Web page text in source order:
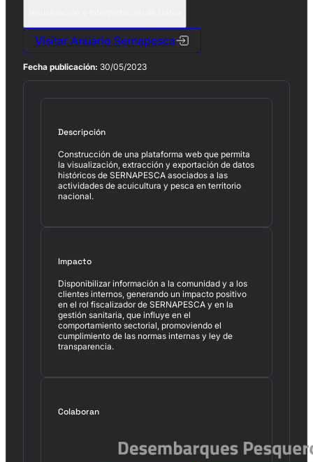
Visitar Anuario Sernapesca
Fecha publicación: 30/05/2023
Descripción
Construcción de una plataforma web que permita
la visualización, extracción y exportación de datos
históricos de SERNAPESCA asociados a las
actividades de acuicultura y pesca en territorio
nacional.
Impacto
Disponibilizar información a la comunidad y a los
clientes internos, generando un impacto positivo
en el rol fiscalizador de SERNAPESCA y en la
gestión sanitaria, que influye en el
comportamiento sectorial, promoviendo el
cumplimiento de las normas internas y ley de
transparencia.
Colaboran